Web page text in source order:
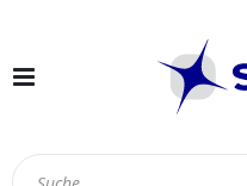
Navigation